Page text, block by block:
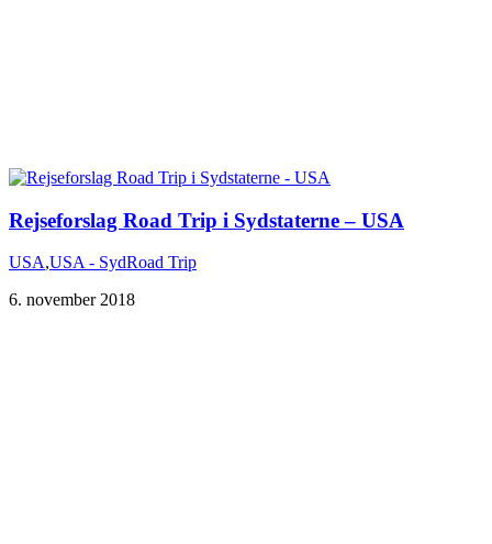
Rejseforslag Road Trip i Sydstaterne – USA
USA,USA - SydRoad Trip
6. november 2018